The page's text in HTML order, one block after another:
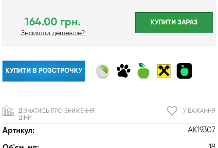
Артикул: AK19307
164.00 грн.
Знайшли дешевше?
КУПИТИ ЗАРАЗ
КУПИТИ В РОЗСТРОЧКУ
У БАЖАННЯ
ДІЗНАТИСЬ ПРО ЗНИЖЕННЯ
ЦІНИ